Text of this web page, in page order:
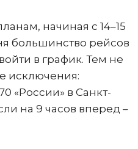
начиная с 14–15
большинство рейсов
в график. Тем не
исключения:
«России» в Санкт-
на 9 часов вперед –